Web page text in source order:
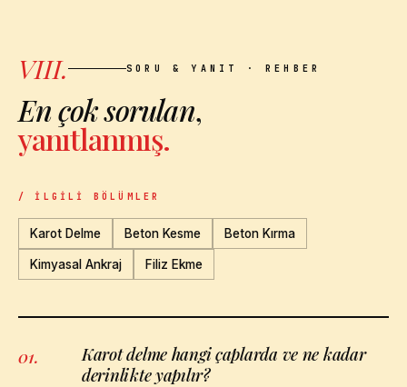
VIII. SORU & YANIT · REHBER
En çok sorulan,
yanıtlanmış.
/ İLGILI BÖLÜMLER
Karot Delme Beton Kesme Beton Kırma
Kimyasal Ankraj Filiz Ekme
01.
Karot delme hangi çaplarda ve ne kadar
derinlikte yapılır?